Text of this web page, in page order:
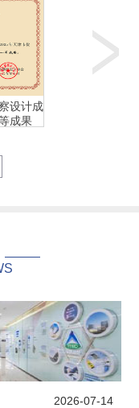
... 国网天津
设计成
成果
2025年天津市优秀
2026-07-14